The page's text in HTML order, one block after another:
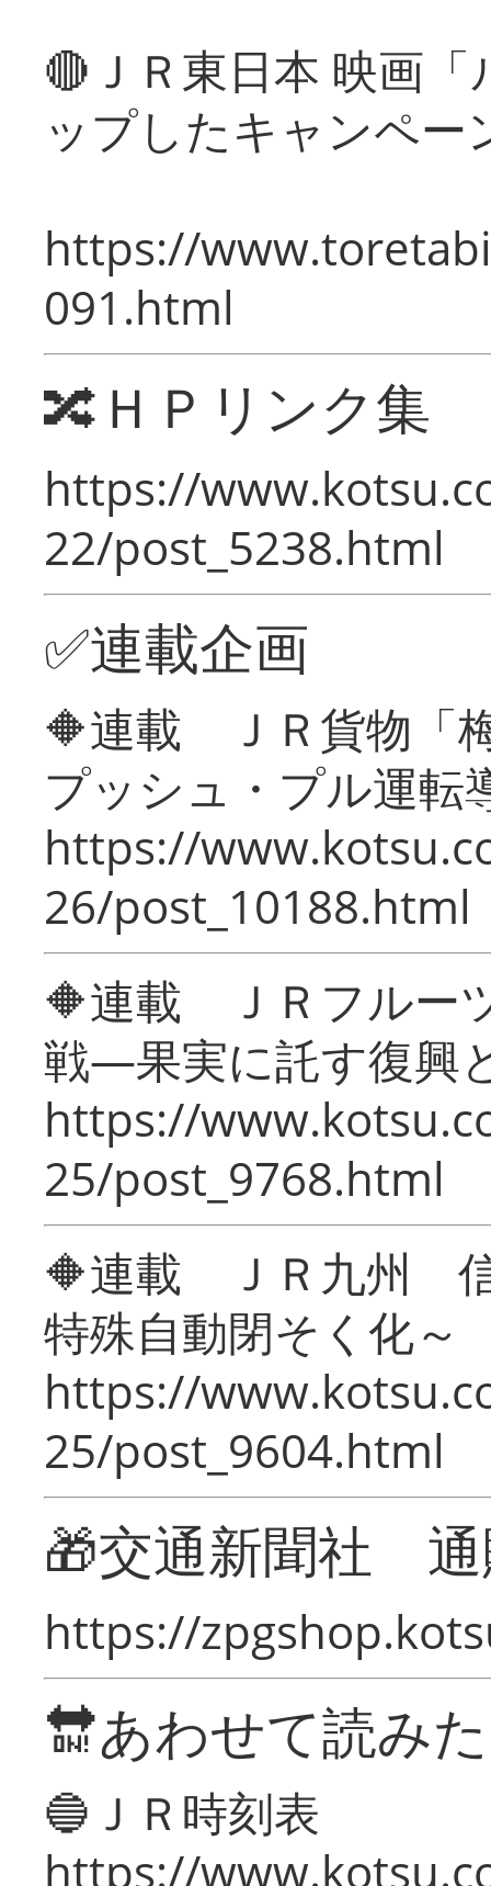
🔴ＪＲ東日本 映画
ップしたキャンペー
https://
091.html
🔀ＨＰリンク集
https://
22/post_5238.html
✅連載企画
🔶連載 ＪＲ貨物「
プッシュ・プル運転
https://
26/post_10188.html
🔶連載 ＪＲフルー
戦―果実に託す復興
https://
25/post_9768.html
🔶連載 ＪＲ九州 信
特殊自動閉そく化～
https://
25/post_9604.html
🎁交通新聞社
https://
🔛あわせて読み
🔵ＪＲ時刻表
https://